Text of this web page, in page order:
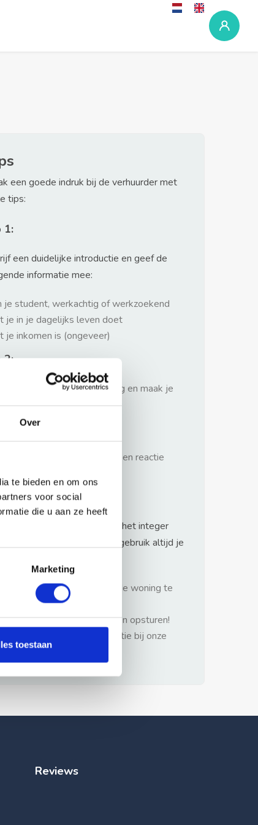
Over
te bieden en om ons
voor social
die u aan ze heeft
Marketing
toestaan
een goede indruk bij de verhuurder met
tips:
1:
een duidelijke introductie en geef de
informatie mee:
je student, werkachtig of werkzoekend
je in je dagelijks leven doet
je inkomen is (ongeveer)
2:
beleefd, niet te langdradig en maak je
kort
niet met reageren. Snel een reactie
hecht veel waarde aan het integer
van verhuurders maar gebruik altijd je
vooraf betalen zonder de woning te
gezien.
persoonlijke documenten opsturen!
bij misbruik de advertentie bij onze
Reviews